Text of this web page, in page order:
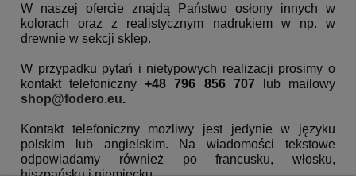
W naszej ofercie znajdą Państwo osłony innych w
kolorach oraz z realistycznym nadrukiem w np. w
drewnie w sekcji sklep.
W przypadku pytań i nietypowych realizacji prosimy o
kontakt telefoniczny+48 796 856 707lub mailowy
shop@fodero.eu.
Kontakt telefoniczny możliwy jest jedynie w języku
polskim lub angielskim. Na wiadomości tekstowe
odpowiadamy również po francusku, włosku,
hiszpańsku i niemiecku.